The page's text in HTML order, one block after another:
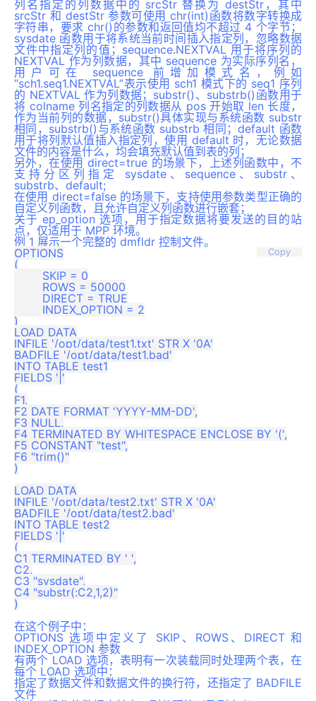
列名指定的列数据中的 srcStr 替换为 destStr，其中
srcStr 和 destStr 参数可使用 chr(int)函数将数字转换成
字符串，要求 chr()的参数和返回值均不超过 4 个字节；
sysdate 函数用于将系统当前时间插入指定列，忽略数据
文件中指定列的值；sequence.NEXTVAL 用于将序列的
NEXTVAL 作为列数据，其中 sequence 为实际序列名，
用户可在 sequence 前增加模式名，例如
“sch1.seq1.NEXTVAL”表示使用 sch1 模式下的 seq1 序列
的 NEXTVAL 作为列数据；substr()、substrb()函数用于
将 colname 列名指定的列数据从 pos 开始取 len 长度，
作为当前列的数据，substr()具体实现与系统函数 substr
相同，substrb()与系统函数 substrb 相同；default 函数
用于将列默认值插入指定列，使用 default 时，无论数据
文件的内容是什么，均会填充默认值到表的列；
另外，在使用 direct=true 的场景下，上述列函数中，不
支持分区列指定 sysdate、sequence、substr、
substrb、default;
在使用 direct=false 的场景下，支持使用参数类型正确的
自定义列函数，且允许自定义列函数进行嵌套；
关于 ep_option 选项，用于指定数据将要发送的目的站
点，仅适用于 MPP 环境。
例 1 展示一个完整的 dmfldr 控制文件。
Copy
OPTIONS
(
)
LOAD DATA
INFILE '/opt/data/test1.txt' STR X '0A'
BADFILE '/opt/data/test1.bad'
INTO TABLE test1
FIELDS '|'
(
F1,
F2 DATE FORMAT 'YYYY-MM-DD',
F3 NULL,
F4 TERMINATED BY WHITESPACE ENCLOSE BY '(',
F5 CONSTANT "test",
F6 "trim()"
)
LOAD DATA
INFILE '/opt/data/test2.txt' STR X '0A'
BADFILE '/opt/data/test2.bad'
INTO TABLE test2
FIELDS '|'
(
C1 TERMINATED BY ' ',
C2,
C3 "sysdate",
C4 "substr(:C2,1,2)"
)
在这个例子中：
OPTIONS 选项中定义了 SKIP、ROWS、DIRECT 和
INDEX_OPTION 参数
有两个 LOAD 选项，表明有一次装载同时处理两个表，在
每个 LOAD 选项中：
指定了数据文件和数据文件的换行符，还指定了 BADFILE
文件